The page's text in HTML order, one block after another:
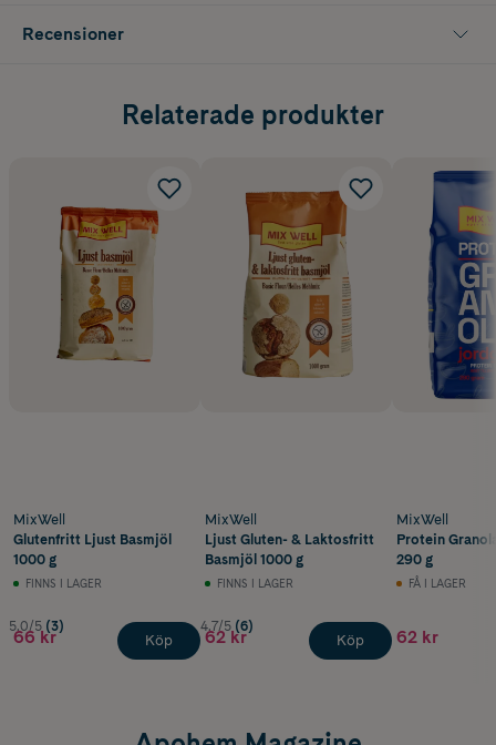
Recensioner
Relaterade produkter
MixWell
Glutenfritt Ljust Basmjöl
1000 g
FINNS I LAGER
5.0/5 (3)
66 kr Köp
MixWell
Ljust Gluten- & Laktosfritt
Basmjöl 1000 g
FINNS I LAGER
4.7/5 (6)
62 kr Köp
MixWell
Protein
290 g
FÅ I LAGER
62 kr